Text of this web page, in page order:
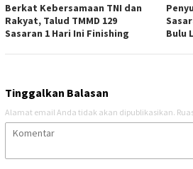
Berkat Kebersamaan TNI dan
Rakyat, Talud TMMD 129
Sasaran 1 Hari Ini Finishing
Bulu
Tinggalkan Balasan
Alamat email Anda tidak akan dipublikasikan.